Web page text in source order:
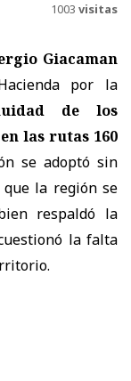
1003 visitas
Giacaman
por la
de los
las rutas 160
se adoptó sin
la región se
respaldó la
la falta